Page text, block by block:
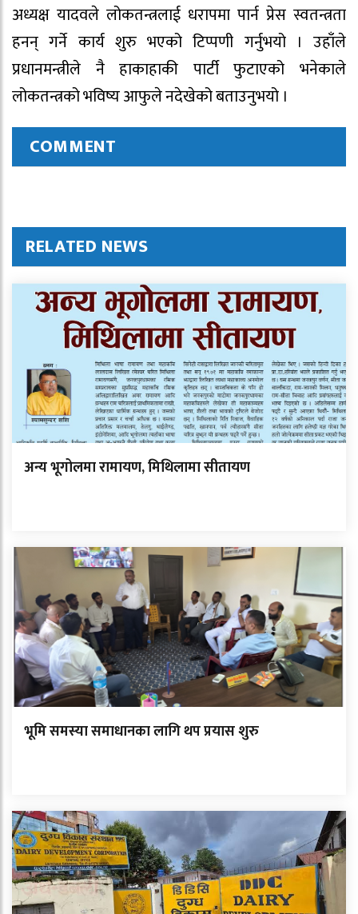
अध्यक्ष यादवले लोकतन्त्रलाई धरापमा पार्न प्रेस स्वतन्त्रता
हनन् गर्ने कार्य शुरु भएको टिप्पणी गर्नुभयो । उहाँले
प्रधानमन्त्रीले नै हाकाहाकी पार्टी फुटाएको भनेकाले
लोकतन्त्रको भविष्य आफुले नदेखेको बताउनुभयो ।
COMMENT
RELATED NEWS
अन्य भूगोलमा रामायण, मिथिलामा सीतायण
भूमि समस्या समाधानका लागि थप प्रयास शुरु